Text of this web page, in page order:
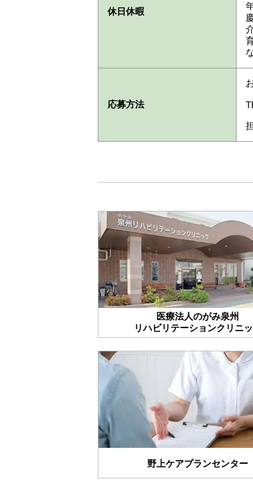
休日休暇
応募方法
医療法人のがみ泉州
リハビリテーションクリニ
野上ケアプランセンター